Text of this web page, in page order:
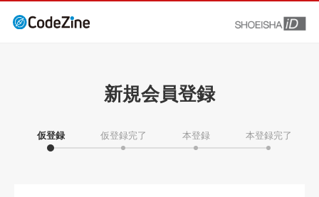
新規会員登録
仮登録 仮登録完了 本登録 本登録完了